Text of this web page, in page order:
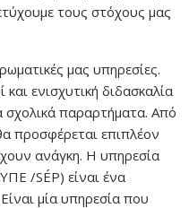
τους στόχους μας
μας υπηρεσίες.
ενισχυτική διδασκαλία
σχολικά παραρτήματα. Από
προσφέρεται επιπλέον
ανάγκη. Η υπηρεσία
/SÉP) είναι ένα
μία υπηρεσία που